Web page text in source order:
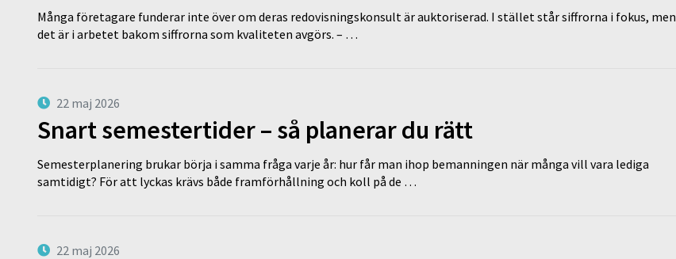
Många företagare funderar inte över om deras redovisningskonsult är auktoriserad. I stället står siffrorna i fokus, men
det är i arbetet bakom siffrorna som kvaliteten avgörs. – …
22 maj 2026
Snart semestertider – så planerar du rätt
Semesterplanering brukar börja i samma fråga varje år: hur får man ihop bemanningen när många vill vara lediga
samtidigt? För att lyckas krävs både framförhållning och koll på de …
22 maj 2026